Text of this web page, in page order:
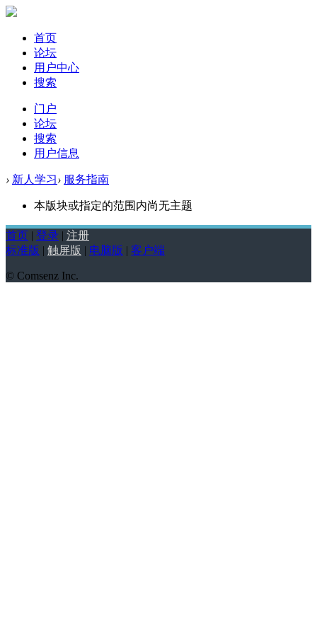
首页
论坛
用户中心
搜索
门户
论坛
搜索
用户信息
› 新人学习› 服务指南
本版块或指定的范围内尚无主题
首页 | 登录 | 注册
标准版 | 触屏版 | 电脑版 | 客户端
© Comsenz Inc.